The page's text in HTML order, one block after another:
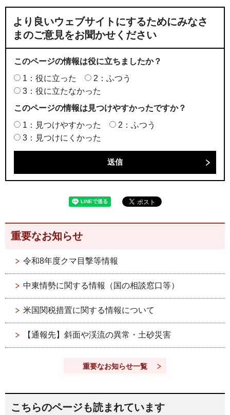
より良いウェブサイトにするためにみなさ
まのご意見をお聞かせください
このページの情報は役に立ちましたか？
1：役に立った
2：ふつう
3：役に立たなかった
このページの情報は見つけやすかったですか？
1：見つけやすかった
2：ふつう
3：見つけにくかった
重要なお知らせ
令和8年度クマ目撃等情報
中東情勢に関する情報（国の相談窓口等）
米国関税措置に関する情報について
【通報先】斜面や渓流の異常・土砂災害
重要なお知らせ一覧
こちらのページも読まれています